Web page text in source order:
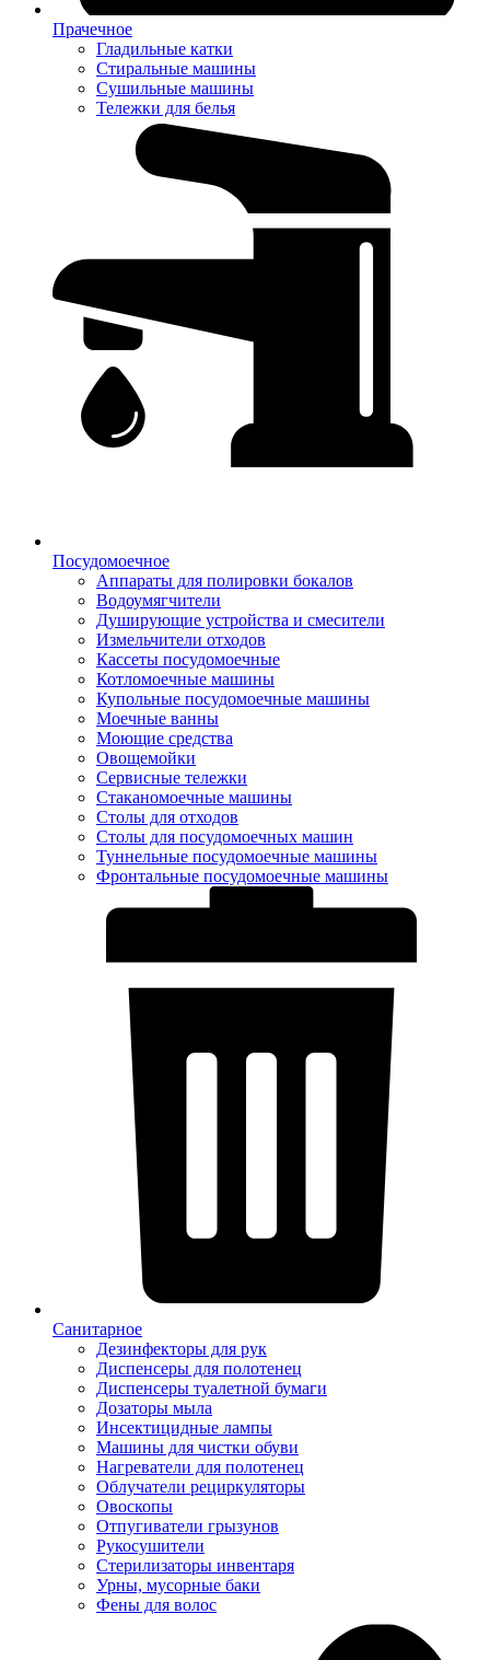
Прачечное
Гладильные катки
Стиральные машины
Сушильные машины
Тележки для белья
Посудомоечное
Аппараты для полировки бокалов
Водоумягчители
Душирующие устройства и смесители
Измельчители отходов
Кассеты посудомоечные
Котломоечные машины
Купольные посудомоечные машины
Моечные ванны
Моющие средства
Овощемойки
Сервисные тележки
Стаканомоечные машины
Столы для отходов
Столы для посудомоечных машин
Туннельные посудомоечные машины
Фронтальные посудомоечные машины
Санитарное
Дезинфекторы для рук
Диспенсеры для полотенец
Диспенсеры туалетной бумаги
Дозаторы мыла
Инсектицидные лампы
Машины для чистки обуви
Нагреватели для полотенец
Облучатели рециркуляторы
Овоскопы
Отпугиватели грызунов
Рукосушители
Стерилизаторы инвентаря
Урны, мусорные баки
Фены для волос